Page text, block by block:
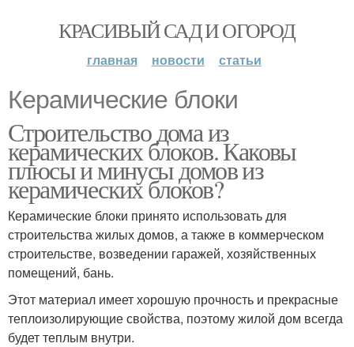
КРАСИВЫЙ САД И ОГОРОД
главная новости статьи
Керамические блоки
Строительство дома из
керамических блоков. Каковы
плюсы и минусы домов из
керамических блоков?
Керамические блоки принято использовать для
строительства жилых домов, а также в коммерческом
строительстве, возведении гаражей, хозяйственных
помещений, бань.
Этот материал имеет хорошую прочность и прекрасные
теплоизолирующие свойства, поэтому жилой дом всегда
будет теплым внутри.